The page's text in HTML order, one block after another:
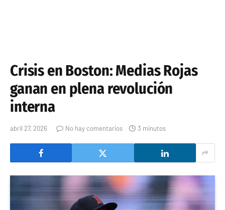
Crisis en Boston: Medias Rojas
ganan en plena revolución
interna
abril 27, 2026 No hay comentarios 3 minutos